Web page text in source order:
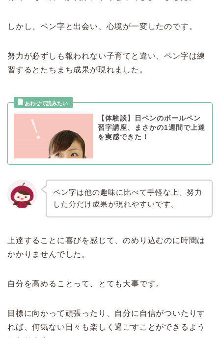
しかし、ペン字と出会い、心境が一変したのです。
努力が必ずしも報われない子育てと違い、ペン字は練
習するとたちまち成果が現れました。
【体験談】日ペンのボールペン
習字講座、まさかの1週間で上達
を実感できた！
ペン字は他の趣味に比べて手軽な上、努力
した分だけ成果が現れやすいです。
上達することに喜びを感じて、のめり込むのに時間は
かかりませんでした。
自分を高めることって、とても大事です。
目標に向かって頑張ったり、自分に自信がついたりす
れば、何気ない日々も楽しく過ごすことができるよう